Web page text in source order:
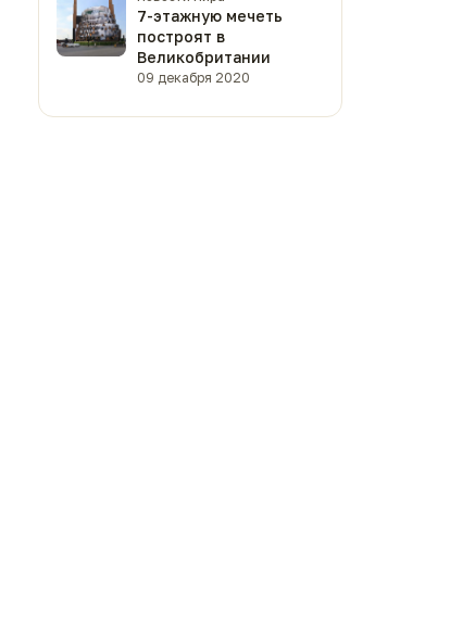
7-этажную мечеть
построят в
Великобритании
09 декабря 2020